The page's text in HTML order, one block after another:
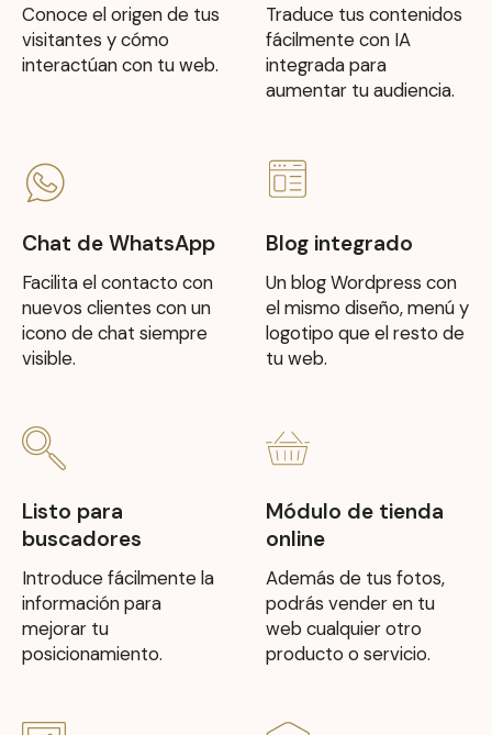
Conoce el origen de tus
visitantes y cómo
interactúan con tu web.
Traduce tus contenidos
fácilmente con IA
integrada para
aumentar tu audiencia.
Chat de WhatsApp
Facilita el contacto con
nuevos clientes con un
icono de chat siempre
visible.
Blog integrado
Un blog Wordpress con
el mismo diseño, menú y
logotipo que el resto de
tu web.
Listo para
buscadores
Introduce fácilmente la
información para
mejorar tu
posicionamiento.
Módulo de tienda
online
Además de tus fotos,
podrás vender en tu
web cualquier otro
producto o servicio.